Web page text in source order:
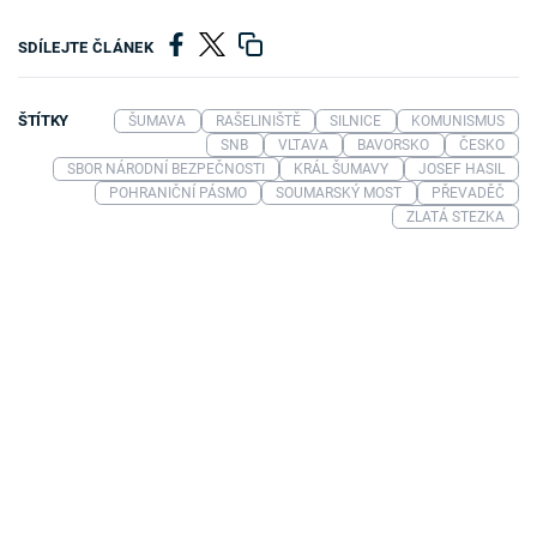
SDÍLEJTE ČLÁNEK
ŠTÍTKY ŠUMAVA RAŠELINIŠTĚ SILNICE
KOMUNISMUS
SNB
VLTAVA BAVORSKO
ČESKO
SBOR NÁRODNÍ BEZPEČNOSTI
KRÁL ŠUMAVY
JOSEF HASIL
POHRANIČNÍ PÁSMO
SOUMARSKÝ MOST
PŘEVADĚČ
ZLATÁ STEZKA